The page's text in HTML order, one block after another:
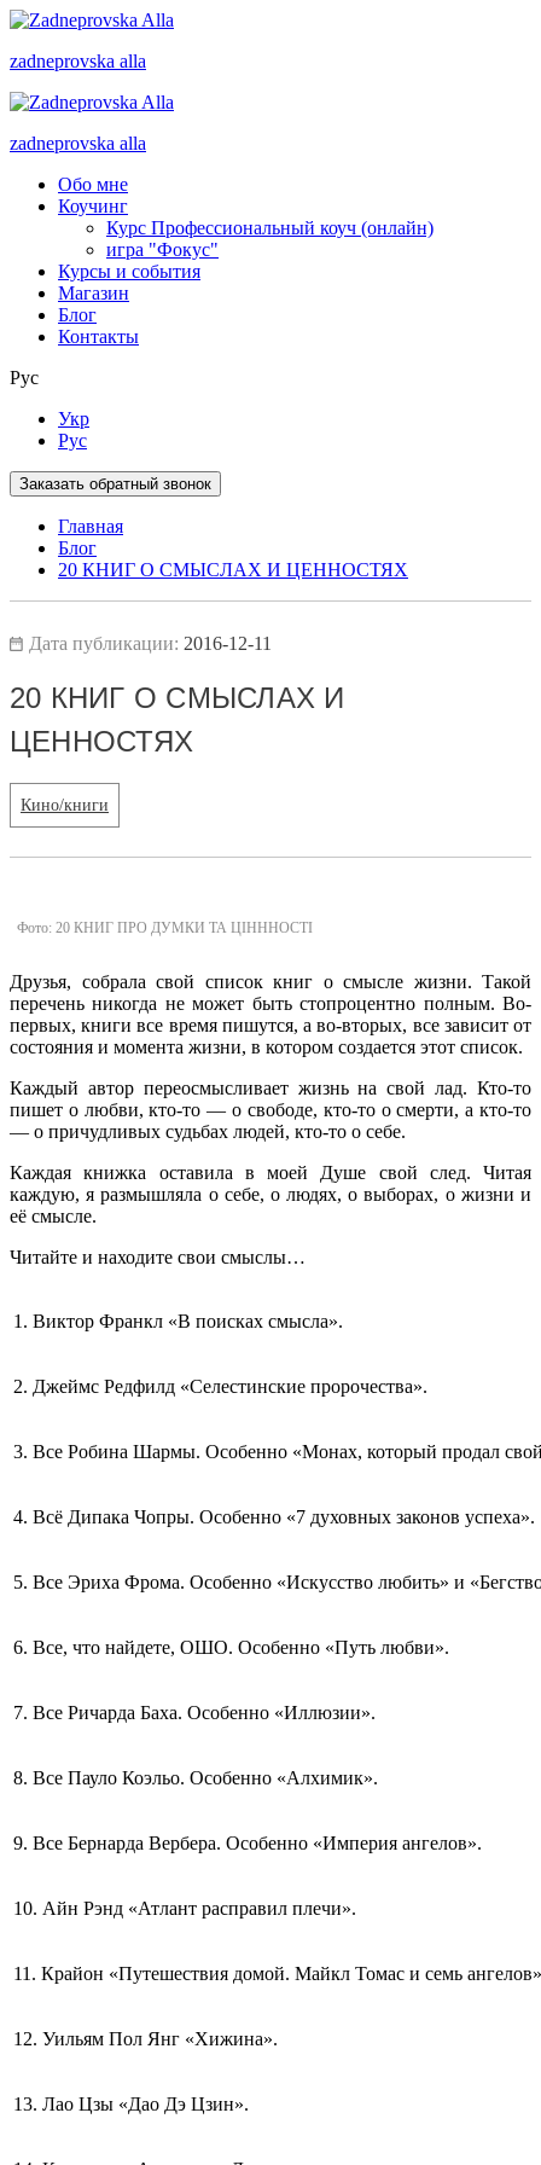
zadneprovska alla
zadneprovska alla
Обо мне
Коучинг
Курс Профессиональный коуч (онлайн)
игра "Фокус"
Курсы и события
Магазин
Блог
Контакты
Рус
Укр
Рус
Заказать обратный звонок
Главная
Блог
20 КНИГ О СМЫСЛАХ И ЦЕННОСТЯХ
Дата публикации: 2016-12-11
20 КНИГ О СМЫСЛАХ И
ЦЕННОСТЯХ
Кино/книги
Фото: 20 КНИГ ПРО ДУМКИ ТА ЦІНННОСТІ
Друзья, собрала свой список книг о смысле жизни. Такой
перечень никогда не может быть стопроцентно полным. Во-
первых, книги все время пишутся, а во-вторых, все зависит от
состояния и момента жизни, в котором создается этот список.
Каждый автор переосмысливает жизнь на свой лад. Кто-то
пишет о любви, кто-то — о свободе, кто-то о смерти, а кто-то
— о причудливых судьбах людей, кто-то о себе.
Каждая книжка оставила в моей Душе свой след. Читая
каждую, я размышляла о себе, о людях, о выборах, о жизни и
её смысле.
Читайте и находите свои смыслы…
1. Виктор Франкл «В поисках смысла».
2. Джеймс Редфилд «Селестинские пророчества».
3. Все Робина Шармы. Особенно «Монах, который продал
4. Всё Дипака Чопры. Особенно «7 духовных законов успеха».
5. Все Эриха Фрома. Особенно «Искусство любить» и
6. Все, что найдете, ОШО. Особенно «Путь любви».
7. Все Ричарда Баха. Особенно «Иллюзии».
8. Все Пауло Коэльо. Особенно «Алхимик».
9. Все Бернарда Вербера. Особенно «Империя ангелов».
10. Айн Рэнд «Атлант расправил плечи».
11. Крайон «Путешествия домой. Майкл Томас и семь
12. Уильям Пол Янг «Хижина».
13. Лао Цзы «Дао Дэ Цзин».